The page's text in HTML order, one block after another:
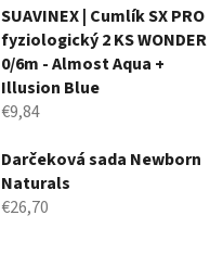
SUAVINEX | Cumlík SX PRO
fyziologický 2 KS WONDER
0/6m - Almost Aqua +
Illusion Blue
€9,84
Darčeková sada Newborn
Naturals
€26,70